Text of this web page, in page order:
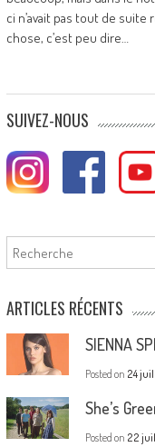
ci n’avait pas tout de
chose, c’est peu dire…
SUIVEZ-NOUS
Rechercher
ARTICLES RÉCENTS
SIENNA
Posted on 24
She’s
Posted on 22